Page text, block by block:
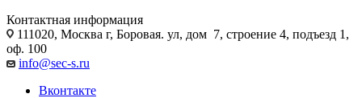
Контактная информация
111020, Москва г, Боровая. ул, дом 7, строение 4, подъезд 1,
оф. 100
info@sec-s.ru
Вконтакте